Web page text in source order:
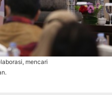
mencari